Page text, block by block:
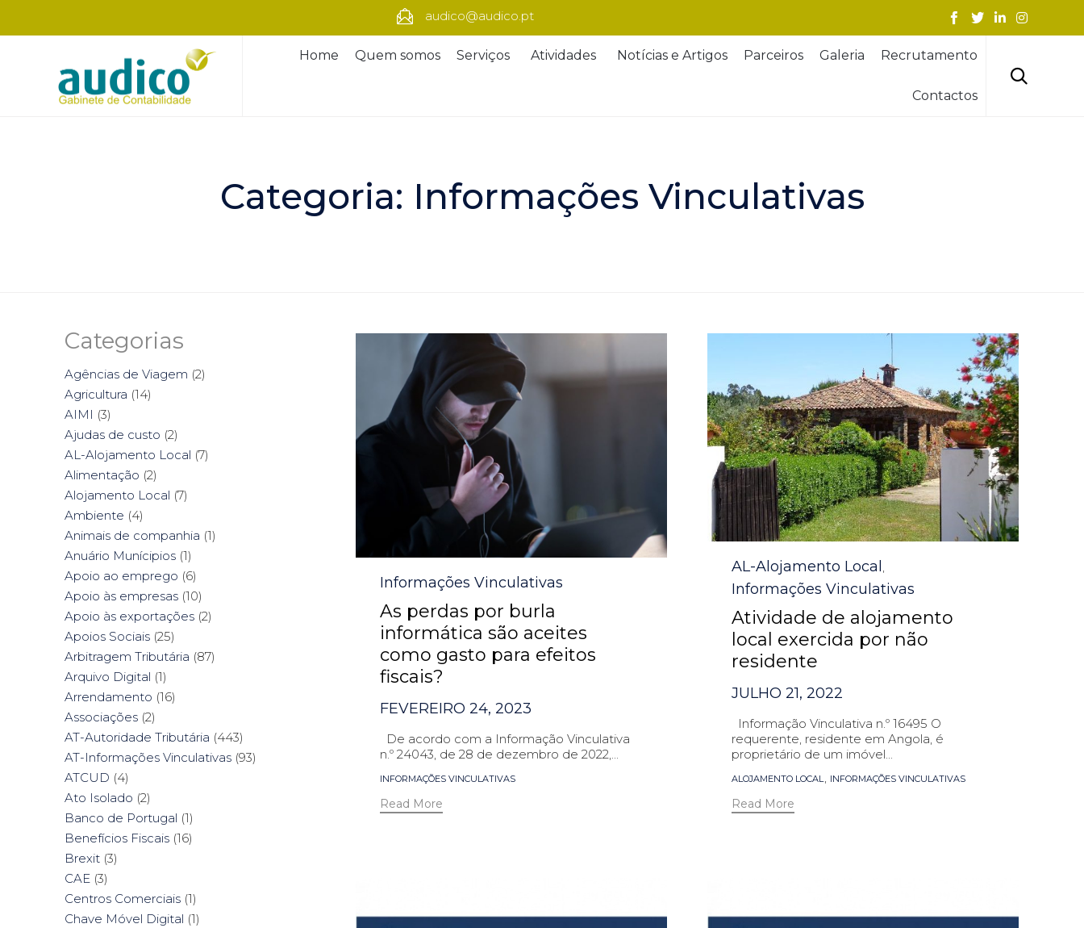
audico@audico.pt
content
Home Quem somos Serviços Atividades Notícias e Artigos Parceiros Galeria Recrutamento
Contactos

Categoria: Informações Vinculativas
Category
Informações Vinculativas
As perdas por burla
informática são aceites
como gasto para efeitos
fiscais?
FEVEREIRO 24, 2023
De acordo com a Informação Vinculativa
n.º 24043, de 28 de dezembro de 2022,...
Tags
INFORMAÇÕES VINCULATIVAS
Read More
Category
AL-Alojamento Local ,
Informações Vinculativas
Atividade de alojamento
local exercida por não
residente
JULHO 21, 2022
Informação Vinculativa n.º 16495 O
requerente, residente em Angola, é
proprietário de um imóvel...
Tags
ALOJAMENTO LOCAL INFORMAÇÕES VINCULATIVAS
Read More
Categorias
Agências de Viagem (2)
Agricultura (14)
AIMI (3)
Ajudas de custo (2)
AL-Alojamento Local (7)
Alimentação (2)
Alojamento Local (7)
Ambiente (4)
Animais de companhia (1)
Anuário Munícipios (1)
Apoio ao emprego (6)
Apoio às empresas (10)
Apoio às exportações (2)
Apoios Sociais (25)
Arbitragem Tributária (87)
Arquivo Digital (1)
Arrendamento (16)
Associações (2)
AT-Autoridade Tributária (443)
AT-Informações Vinculativas (93)
ATCUD (4)
Ato Isolado (2)
Banco de Portugal (1)
Benefícios Fiscais (16)
Brexit (3)
CAE (3)
Centros Comerciais (1)
Chave Móvel Digital (1)